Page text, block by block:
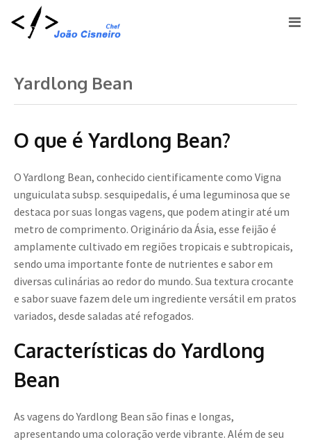
Yardlong Bean
O que é Yardlong Bean?
O Yardlong Bean, conhecido cientificamente como Vigna
unguiculata subsp. sesquipedalis, é uma leguminosa que se
destaca por suas longas vagens, que podem atingir até um
metro de comprimento. Originário da Ásia, esse feijão é
amplamente cultivado em regiões tropicais e subtropicais,
sendo uma importante fonte de nutrientes e sabor em
diversas culinárias ao redor do mundo. Sua textura crocante
e sabor suave fazem dele um ingrediente versátil em pratos
variados, desde saladas até refogados.
Características do Yardlong
Bean
As vagens do Yardlong Bean são finas e longas,
apresentando uma coloração verde vibrante. Além de seu